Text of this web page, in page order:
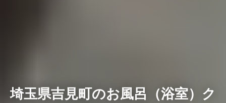
埼玉県吉見町のお風呂（浴室）ク